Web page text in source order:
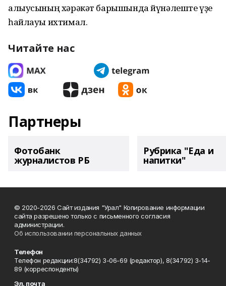
алыусының хәрәкәт барышында йүнәлеште үҙе
һайлауы ихтимал.
Читайте нас
Партнеры
Фотобанк
журналистов РБ
Рубрика "Еда и
напитки"
© 2020-2026 Сайт издания "Урал" Копирование информации
сайта разрешено только с письменного согласия
администрации.
Об использовании персональных данных
Телефон
Телефон редакции:8(34792) 3-06-69 (редактор), 8(34792) 3-14-
89 (корреспонденты)
Эл. почта